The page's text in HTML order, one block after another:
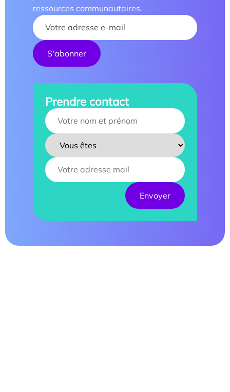
ressources communautaires.
Your name :
Prendre contact
Your name :